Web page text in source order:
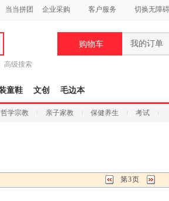
当当拼团 企业采购 客户服务 切换无障碍
高级搜索
购物车 我的订单
童鞋 文创 毛边本
哲学宗教 亲子家教 保健养生 考试
第3页